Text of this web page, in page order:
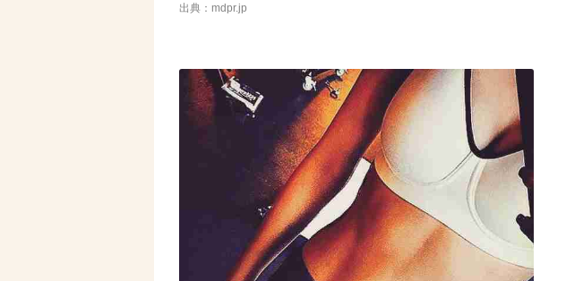
出典：mdpr.jp